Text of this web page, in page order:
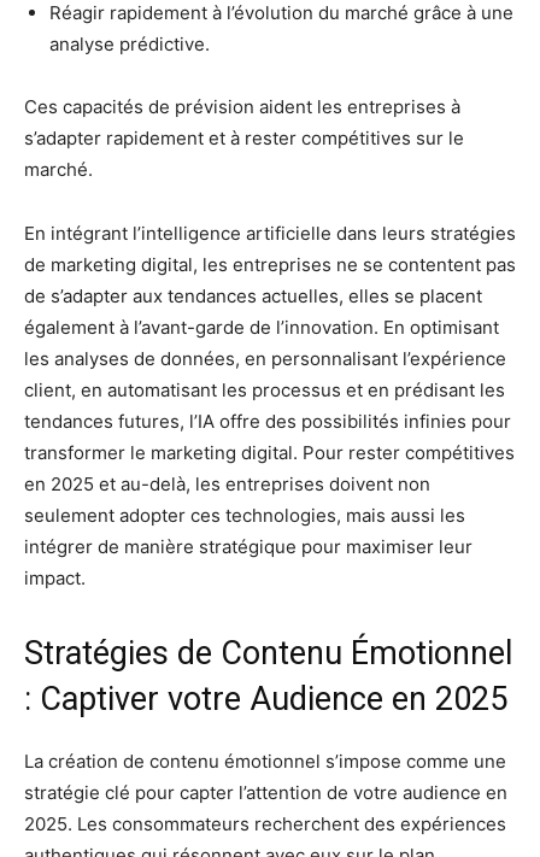
Réagir rapidement à l’évolution du marché grâce à une
analyse prédictive.
Ces capacités de prévision aident les entreprises à
s’adapter rapidement et à rester compétitives sur le
marché.
En intégrant l’intelligence artificielle dans leurs stratégies
de marketing digital, les entreprises ne se contentent pas
de s’adapter aux tendances actuelles, elles se placent
également à l’avant-garde de l’innovation. En optimisant
les analyses de données, en personnalisant l’expérience
client, en automatisant les processus et en prédisant les
tendances futures, l’IA offre des possibilités infinies pour
transformer le marketing digital. Pour rester compétitives
en 2025 et au-delà, les entreprises doivent non
seulement adopter ces technologies, mais aussi les
intégrer de manière stratégique pour maximiser leur
impact.
Stratégies de Contenu Émotionnel
: Captiver votre Audience en 2025
La création de contenu émotionnel s’impose comme une
stratégie clé pour capter l’attention de votre audience en
2025. Les consommateurs recherchent des expériences